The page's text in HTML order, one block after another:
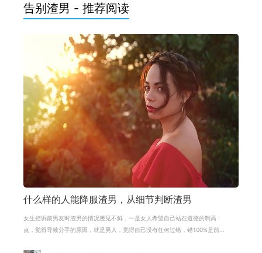
告别渣男 - 推荐阅读
什么样的人能降服渣男，从细节判断渣男
女生控诉前男友时渣男的情况屡见不鲜，一是女人希望自己站在道德的制高
点，觉得导致分手的原因，就是男人，觉得自己没有任何过错，错100%是前男